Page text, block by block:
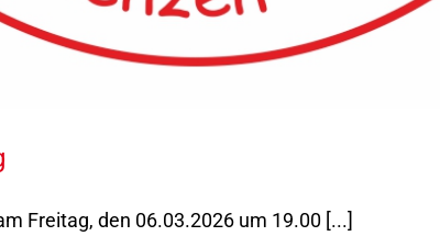
Freitag, den 06.03.2026 um 19.00 [...]